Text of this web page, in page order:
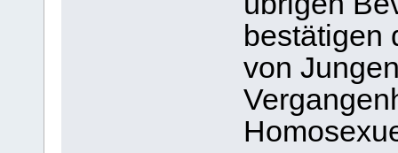
bestätigen
von